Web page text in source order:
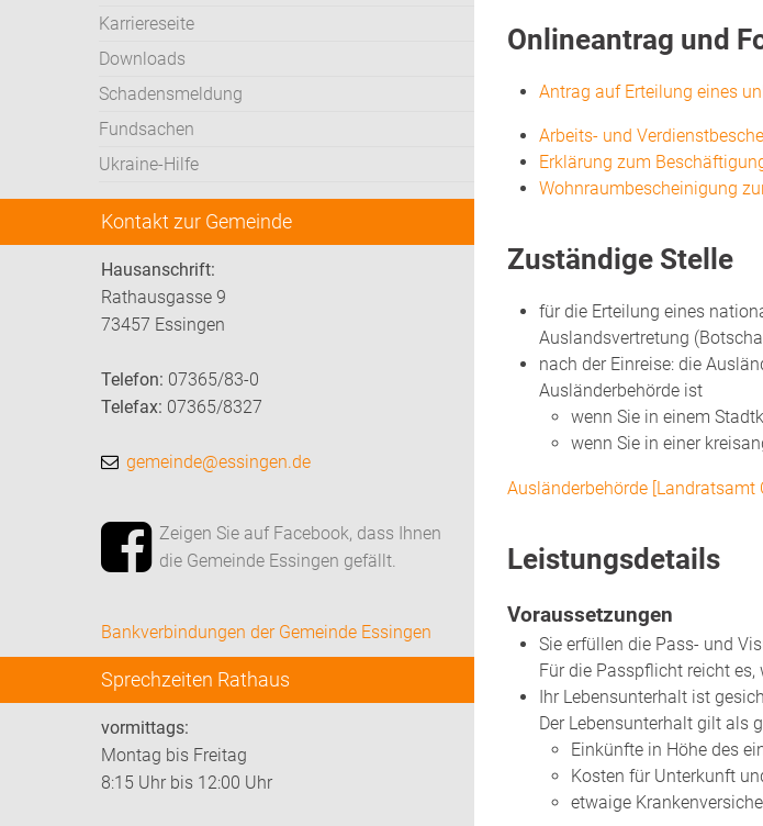
Karriereseite
Downloads
Schadensmeldung
Fundsachen
Ukraine-Hilfe
Kontakt zur Gemeinde
Hausanschrift:
Rathausgasse 9
73457 Essingen
Telefon: 07365/83-0
Telefax: 07365/8327
gemeinde@essingen.de
Zeigen Sie auf Facebook, dass Ihnen
die Gemeinde Essingen gefällt.
Bankverbindungen der Gemeinde Essingen
Sprechzeiten Rathaus
vormittags:
Montag bis Freitag
8:15 Uhr bis 12:00 Uhr
Onlineantrag und
Antrag auf Erteilung eines
Arbeits- und
Erklärung zum
Wohnraumbescheinigung
Zuständige Stelle
für die Erteilung eines
Auslandsvertretung
nach der Einreise: die
Ausländerbehörde ist
wenn Sie in einem
wenn Sie in einer
Ausländerbehörde [Landratsamt
Leistungsdetails
Voraussetzungen
Sie erfüllen die Pass- und
Für die Passpflicht reicht
Ihr Lebensunterhalt ist
Der Lebensunterhalt gilt als
Einkünfte in Höhe des
Kosten für Unterkunft
etwaige